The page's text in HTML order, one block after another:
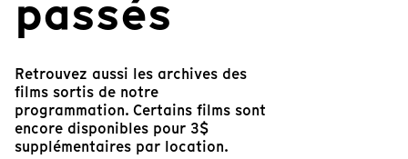
passés
Retrouvez aussi les archives des
films sortis de notre
programmation. Certains films sont
encore disponibles pour 3$
supplémentaires par location.